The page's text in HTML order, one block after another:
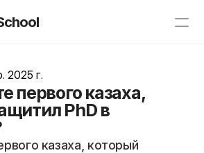
2025 г.
первого казаха,
PhD в
казаха, который